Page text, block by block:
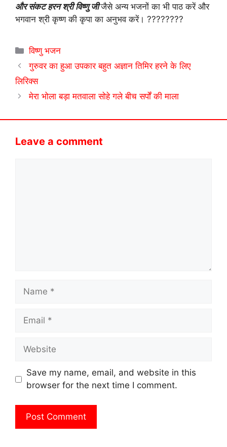
और संकट हरन श्री विष्णु जीजैसे अन्य भजनों का भी पाठ करें और
भगवान श्री कृष्ण की कृपा का अनुभव करें। ????????
Categories
विष्णु भजन
गुरुवर का हुआ उपकार बहुत अज्ञान तिमिर हरने के लिए
लिरिक्स
मेरा भोला बड़ा मतवाला सोहे गले बीच सर्पों की माला
Leave a comment
Name
Email
Website
Save my name, email, and website in this
browser for the next time I comment.